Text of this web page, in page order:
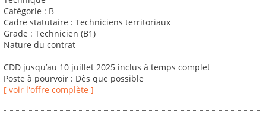
Catégorie : B
Cadre statutaire : Techniciens territoriaux
Grade : Technicien (B1)
Nature du contrat
CDD jusqu’au 10 juillet 2025 inclus à temps complet
Poste à pourvoir : Dès que possible
[ voir l'offre complète ]